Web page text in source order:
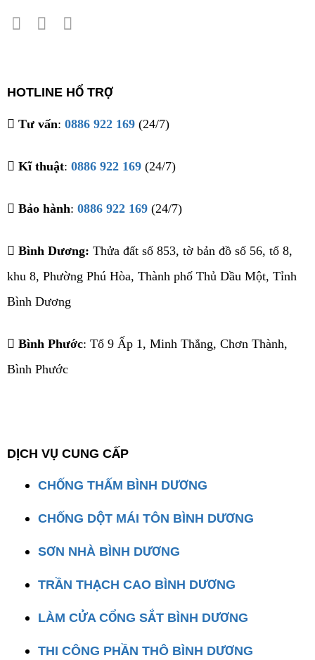
HOTLINE HỔ TRỢ
Tư vấn: 0886 922 169 (24/7)
Kĩ thuật: 0886 922 169 (24/7)
Bảo hành: 0886 922 169(24/7)
Bình Dương: Thửa đất số 853, tờ bản đồ số 56, tổ 8,
khu 8, Phường Phú Hòa, Thành phố Thủ Dầu Một, Tỉnh
Bình Dương
Bình Phước: Tổ 9 Ấp 1, Minh Thắng, Chơn Thành,
Bình Phước
DỊCH VỤ CUNG CẤP
CHỐNG THẤM BÌNH DƯƠNG
CHỐNG DỘT MÁI TÔN BÌNH DƯƠNG
SƠN NHÀ BÌNH DƯƠNG
TRẦN THẠCH CAO BÌNH DƯƠNG
LÀM CỬA CỔNG SẮT BÌNH DƯƠNG
THI CÔNG PHẦN THÔ BÌNH DƯƠNG